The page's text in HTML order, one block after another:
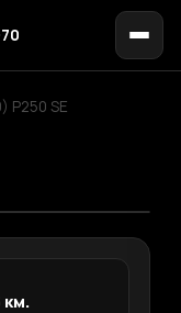
P250 SE
›
1/ 12
км.